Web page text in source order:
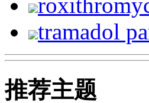
tramadol
推荐主题